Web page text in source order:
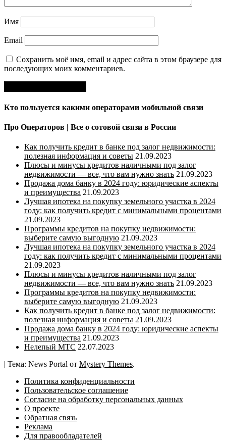
Имя
Email
Сохранить моё имя, email и адрес сайта в этом браузере для
последующих моих комментариев.
Кто пользуется какими операторами мобильной связи
Про Операторов | Все о сотовой связи в России
Как получить кредит в банке под залог недвижимости:
полезная информация и советы 21.09.2023
Плюсы и минусы кредитов наличными под залог
недвижимости — все, что вам нужно знать 21.09.2023
Продажа дома банку в 2024 году: юридические аспекты
и преимущества 21.09.2023
Лучшая ипотека на покупку земельного участка в 2024
году: как получить кредит с минимальными процентами
21.09.2023
Программы кредитов на покупку недвижимости:
выберите самую выгодную 21.09.2023
Лучшая ипотека на покупку земельного участка в 2024
году: как получить кредит с минимальными процентами
21.09.2023
Плюсы и минусы кредитов наличными под залог
недвижимости — все, что вам нужно знать 21.09.2023
Программы кредитов на покупку недвижимости:
выберите самую выгодную 21.09.2023
Как получить кредит в банке под залог недвижимости:
полезная информация и советы 21.09.2023
Продажа дома банку в 2024 году: юридические аспекты
и преимущества 21.09.2023
Нелепый МТС 22.07.2023
| Тема: News Portal от Mystery Themes.
Политика конфиденциальности
Пользовательское соглашение
Согласие на обработку персональных данных
О проекте
Обратная связь
Реклама
Для правообладателей